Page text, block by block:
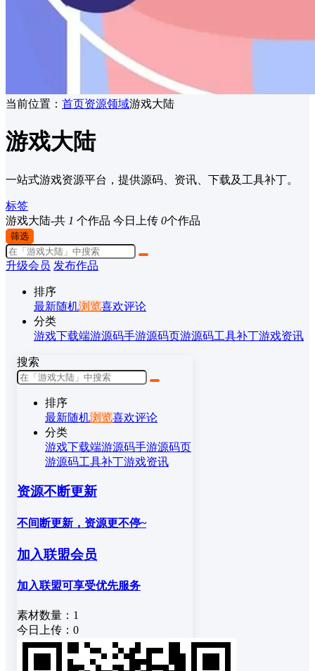
当前位置： 首页资源领域游戏大陆
游戏大陆
一站式游戏资源平台，提供源码、资讯、下载及工具补丁。
标签
游戏大陆-共 1 个作品 今日上传 0个作品
筛选
升级会员 发布作品
排序
最新随机浏览喜欢评论
分类
游戏下载端游源码手游源码页游源码工具补丁游戏资讯
搜索
排序
最新随机浏览喜欢评论
分类
游戏下载端游源码手游源码页
游源码工具补丁游戏资讯
资源不断更新
不间断更新，资源更不停~
加入联盟会员
加入联盟可享受优先服务
素材数量： 1
今日上传： 0